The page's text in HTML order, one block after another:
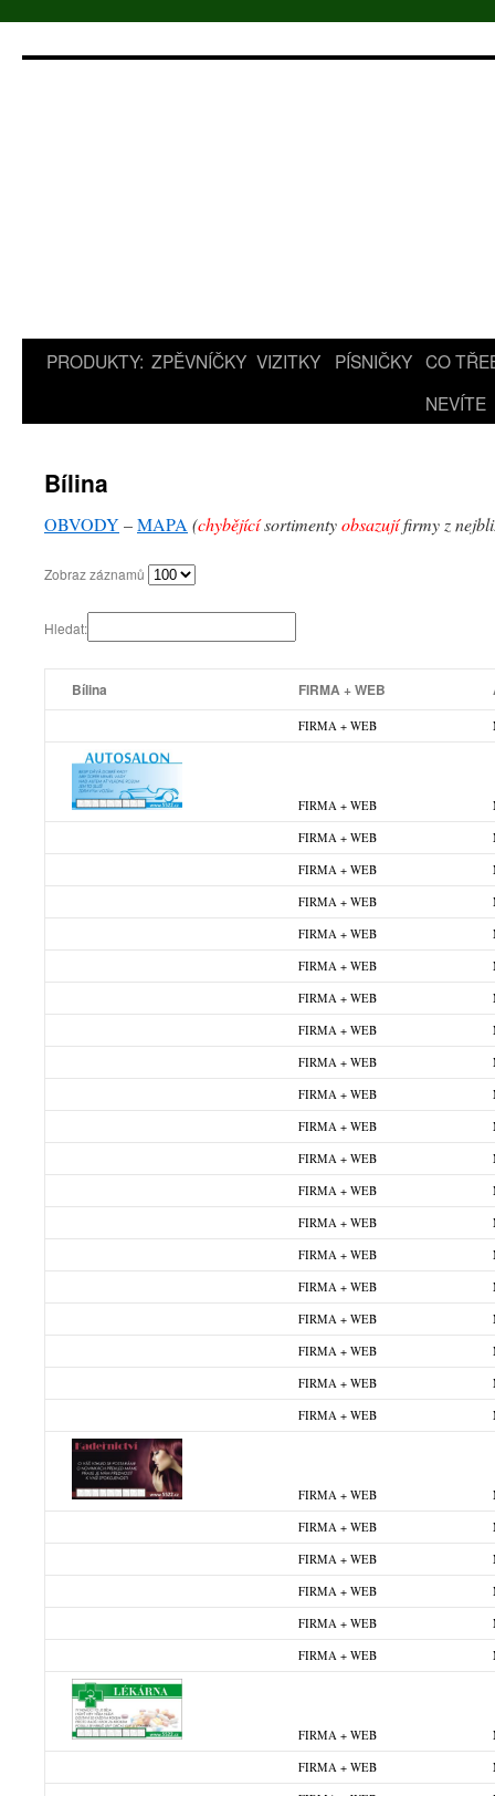
PRODUKTY: ZPĚVNÍČKY VIZITKY PÍSNIČKY CO
NEVÍTE
Bílina
OBVODY –MAPA (chybějícísortimentyobsazujífirmy z
Zobraz záznamů
Hledat:
Bílina FIRMA + WEB
FIRMA + WEB
FIRMA + WEB
FIRMA + WEB
FIRMA + WEB
FIRMA + WEB
FIRMA + WEB
FIRMA + WEB
FIRMA + WEB
FIRMA + WEB
FIRMA + WEB
FIRMA + WEB
FIRMA + WEB
FIRMA + WEB
FIRMA + WEB
FIRMA + WEB
FIRMA + WEB
FIRMA + WEB
FIRMA + WEB
FIRMA + WEB
FIRMA + WEB
FIRMA + WEB
FIRMA + WEB
FIRMA + WEB
FIRMA + WEB
FIRMA + WEB
FIRMA + WEB
FIRMA + WEB
FIRMA + WEB
FIRMA + WEB